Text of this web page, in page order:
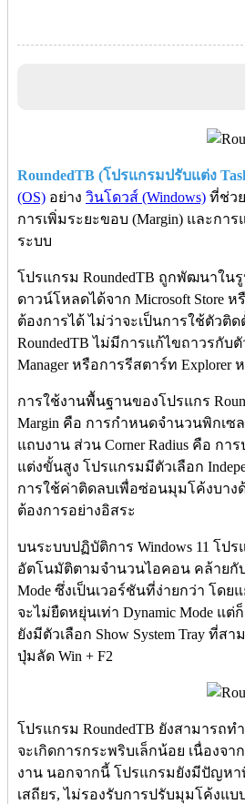
RoundedTB (โปรแกรมปรับแต่ง
(OS) อย่าง วินโดวส์ (Windows) ที่ช่ว
การเพิ่มระยะขอบ (Margin) และกา
ระบบ
โปรแกรม RoundedTB ถูกพัฒนาใ
ดาวน์โหลดได้จาก Microsoft Store ห
ต้องการได้ ไม่ว่าจะเป็นการใช้ตัว
RoundedTB ไม่มีการแก้ไขถาวรกับ
Manager หรือการรีสตาร์ท
การใช้งานพื้นฐานของโปรแกร
Margin คือ การกำหนดจำนวนพิกเ
แถบงาน ส่วน Corner Radius คือ ก
แต่งขั้นสูง โปรแกรมมีตัวเลือก
การใช้ค่าติดลบเพื่อซ่อนมุมโค้งบาง
ต้องการอย่างอิสระ
บนระบบปฏิบัติการ Windows 11 โป
อัตโนมัติตามจำนวนไอคอน คล้ายกับ
Mode ซึ่งเป็นเวอร์ชันที่ง่ายกว่า โด
จะไม่ยืดหยุ่นเท่า Dynamic Mode แ
ยังมีตัวเลือก Show System Tray ที่
ปุ่มลัด Win + F2
โปรแกรม RoundedTB ยังสามารถ
จะเกิดการกระพริบเล็กน้อย เนื่องจ
งาน นอกจากนี้ โปรแกรมยังมีปัญหา
เสถียร, ไม่รองรับการปรับมุมโค้งแบ